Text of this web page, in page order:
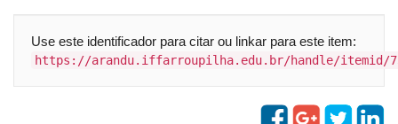
Use este identificador para citar ou linkar para este item:
https://arandu.iffarroupilha.edu.br/handle/itemid/